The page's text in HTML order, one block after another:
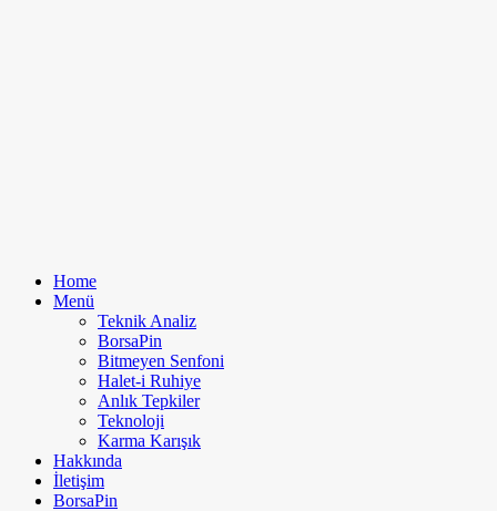
Home
Menü
Teknik Analiz
BorsaPin
Bitmeyen Senfoni
Halet-i Ruhiye
Anlık Tepkiler
Teknoloji
Karma Karışık
Hakkında
İletişim
BorsaPin